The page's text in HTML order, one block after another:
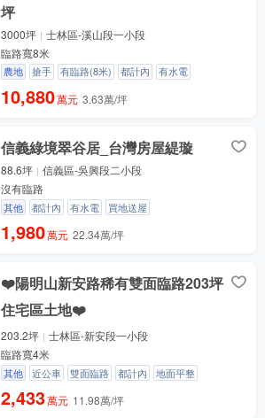
坪
3000坪
士林區-溪山段一小段
臨路寬8米
農地 搶手 有臨路(8米) 都計內 有水電
10,880萬元 3.63萬/坪
信義綠境翠谷居_台灣房屋緹璇
88.6坪
信義區-吳興段二小段
沒有臨路
其他 都計內 有水電 買地送屋
1,980萬元 22.34萬/坪
❤️陽明山新安路稀有雙面臨路203坪
住宅區土地❤️
203.2坪
士林區-新安段一小段
臨路寬4米
其他 近公車 雙面臨路 都計內 地面平整
2,433萬元 11.98萬/坪